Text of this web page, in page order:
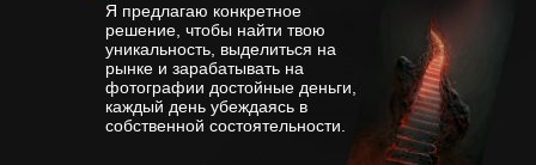
Я предлагаю конкретное
решение, чтобы найти твою
уникальность, выделиться на
рынке и зарабатывать на
фотографии достойные деньги,
каждый день убеждаясь в
собственной состоятельности.